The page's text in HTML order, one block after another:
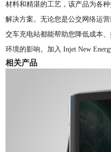
材料和精湛的工艺，该产品为各
解决方案。无论您是公交网络运
交车充电站都能帮助您降低成本
环境的影响。加入 Injet New
相关产品